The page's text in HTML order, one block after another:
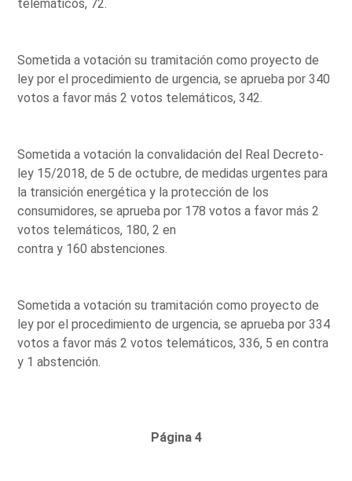
telemáticos, 72.
Sometida a votación su tramitación como proyecto de
ley por el procedimiento de urgencia, se aprueba por 340
votos a favor más 2 votos telemáticos, 342.
Sometida a votación la convalidación del Real Decreto-
ley 15/2018, de 5 de octubre, de medidas urgentes para
la transición energética y la protección de los
consumidores, se aprueba por 178 votos a favor más 2
votos telemáticos, 180, 2 en
contra y 160 abstenciones.
Sometida a votación su tramitación como proyecto de
ley por el procedimiento de urgencia, se aprueba por 334
votos a favor más 2 votos telemáticos, 336, 5 en contra
y 1 abstención.
Página 4